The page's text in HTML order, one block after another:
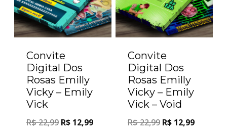
Convite
Digital Dos
Rosas Emilly
Vicky – Emily
Vick
R$22,99 R$ 12,99
Convite
Digital Dos
Rosas Emilly
Vicky – Emily
Vick – Void
R$22,99 R$ 12,99